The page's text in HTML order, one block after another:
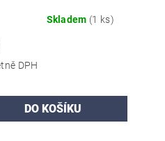
Skladem (1 ks)
Kč včetně DPH